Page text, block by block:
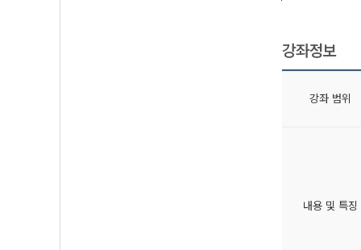
강좌정보
강좌 범위
내용 및 특징